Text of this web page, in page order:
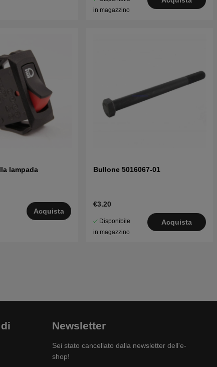
in magazzino
lampada
Acquista
Bullone 5016067-01
€3.20
Disponibile
in magazzino
Acquista
Newsletter
Sei stato cancellato dalla newsletter dell'e-
shop!